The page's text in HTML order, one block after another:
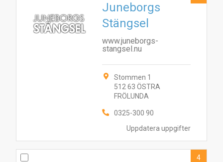
Uppdatera uppgifter
Juneborgs
Stängsel
www.juneborgs-
stangsel.nu
Stommen 1
512 63 ÖSTRA
FRÖLUNDA
0325-300 90
4